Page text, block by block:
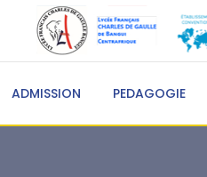
ADMISSION PEDAGOGIE